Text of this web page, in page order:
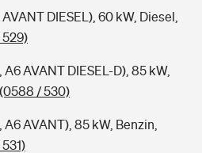
DIESEL), 60 kW, Diesel,
AVANT DIESEL-D), 85 kW,
(0588 / 530)
AVANT), 85 kW, Benzin,